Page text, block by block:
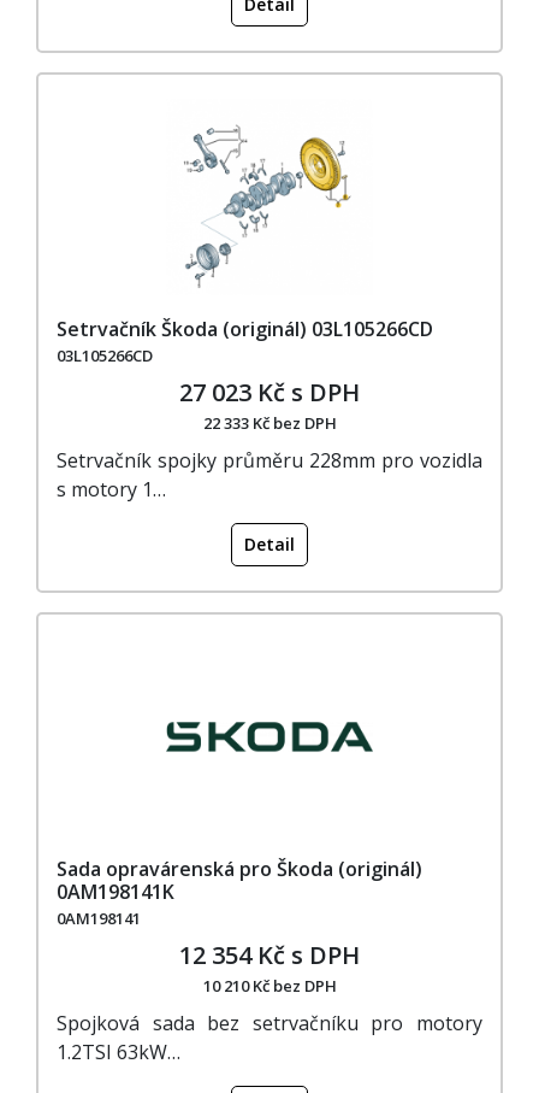
Setrvačník Škoda (originál) 03L105266CD
03L105266CD
27 023 Kč s DPH
22 333 Kč bez DPH
Setrvačník spojky průměru 228mm pro vozidla
s motory 1…
Detail
Sada opravárenská pro Škoda (originál)
0AM198141K
0AM198141
12 354 Kč s DPH
10 210 Kč bez DPH
Spojková sada bez setrvačníku pro motory
1.2TSI 63kW…